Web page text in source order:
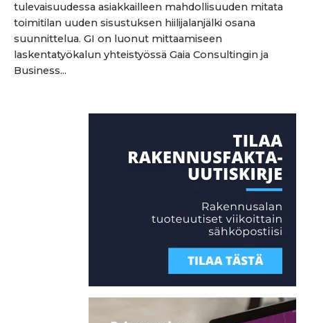
tulevaisuudessa asiakkailleen mahdollisuuden mitata
toimitilan uuden sisustuksen hiilijalanjälki osana
suunnittelua. GI on luonut mittaamiseen
laskentatyökalun yhteistyössä Gaia Consultingin ja
Business...